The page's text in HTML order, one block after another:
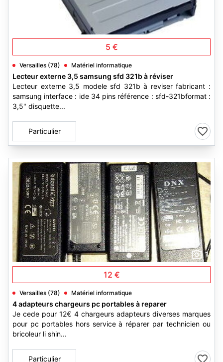
5 €
Versailles (78) Matériel informatique
Lecteur externe 3,5 samsung sfd 321b à réviser
Lecteur externe 3,5 modele sfd 321b à reviser fabricant :
samsung interface : ide 34 pins référence : sfd-321bformat :
3,5" disquette...
Particulier
1
12 €
Versailles (78) Matériel informatique
4 adapteurs chargeurs pc portables à reparer
Je cede pour 12€ 4 chargeurs adapteurs diverses marques
pour pc portables hors service à réparer par technicien ou
bricoleur li shin...
Particulier